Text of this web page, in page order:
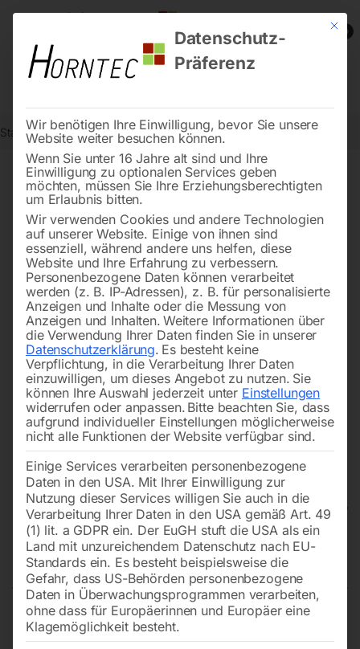
0
Start Werkstatttechnik Klimageräte Klimagerät SC-K 2000
Klimagerät SC-K 2000
Mobiles Gerät für die optimale Kühllösung
Mit
Datenschutz-
Präferenz
Wir benötigen Ihre Einwilligung, bevor Sie unsere
Website weiter besuchen können.
Wenn Sie unter 16 Jahre alt sind und Ihre
Einwilligung zu optionalen Services geben
möchten, müssen Sie Ihre Erziehungsberechtigten
um Erlaubnis bitten.
Wir verwenden Cookies und andere Technologien
auf unserer Website. Einige von ihnen sind
essenziell, während andere uns helfen, diese
Website und Ihre Erfahrung zu verbessern.
Personenbezogene Daten können verarbeitet
werden (z. B. IP-Adressen), z. B. für personalisierte
Anzeigen und Inhalte oder die Messung von
Anzeigen und Inhalten. Weitere Informationen über
die Verwendung Ihrer Daten finden Sie in unserer
Datenschutzerklärung. Es besteht keine
Verpflichtung, in die Verarbeitung Ihrer Daten
einzuwilligen, um dieses Angebot zu nutzen. Sie
können Ihre Auswahl jederzeit unter Einstellungen
widerrufen oder anpassen. Bitte beachten Sie, dass
aufgrund individueller Einstellungen möglicherweise
nicht alle Funktionen der Website verfügbar sind.
Einige Services verarbeiten personenbezogene
Daten in den USA. Mit Ihrer Einwilligung zur
Nutzung dieser Services willigen Sie auch in die
Verarbeitung Ihrer Daten in den USA gemäß Art. 49
(1) lit. a GDPR ein. Der EuGH stuft die USA als ein
Land mit unzureichendem Datenschutz nach EU-
Standards ein. Es besteht beispielsweise die
Gefahr, dass US-Behörden personenbezogene
Daten in Überwachungsprogrammen verarbeiten,
ohne dass für Europäerinnen und Europäer eine
Klagemöglichkeit besteht.